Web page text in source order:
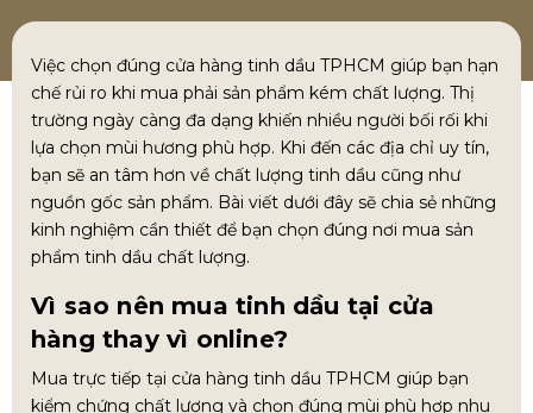
Việc chọn đúng cửa hàng tinh dầu TPHCM giúp bạn hạn
chế rủi ro khi mua phải sản phẩm kém chất lượng. Thị
trường ngày càng đa dạng khiến nhiều người bối rối khi
lựa chọn mùi hương phù hợp. Khi đến các địa chỉ uy tín,
bạn sẽ an tâm hơn về chất lượng tinh dầu cũng như
nguồn gốc sản phẩm. Bài viết dưới đây sẽ chia sẻ những
kinh nghiệm cần thiết để bạn chọn đúng nơi mua sản
phẩm tinh dầu chất lượng.
Vì sao nên mua tinh dầu tại cửa
hàng thay vì online?
Mua trực tiếp tại cửa hàng tinh dầu TPHCM giúp bạn
kiểm chứng chất lượng và chọn đúng mùi phù hợp nhu